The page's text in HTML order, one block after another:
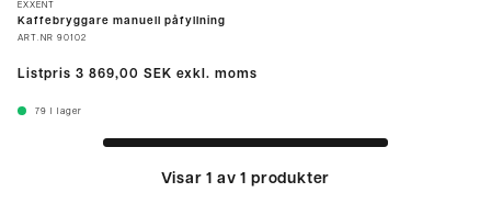
EXXENT
Kaffebryggare manuell påfyllning
ART.NR 90102
Listpris 3 869,00 SEK exkl. moms
79 I lager
Visar 1 av 1 produkter